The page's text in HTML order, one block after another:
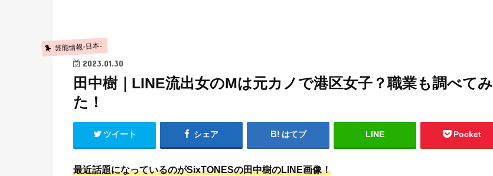
芸能情報-日本-
2023.01.30
田中樹｜LINE流出女のMは元カノで港区女子？職業も調べてみ
た！
ツイート シェア はてブ LINE Pocket
最近話題になっているのがSixTONESの田中樹のLINE画像！